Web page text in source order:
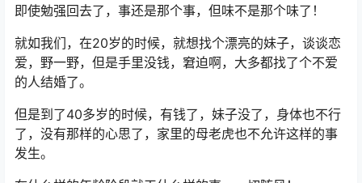
即使勉强回去了，事还是那个事，但味不是那个味了！
就如我们，在20岁的时候，就想找个漂亮的妹子，谈谈恋
爱，野一野，但是手里没钱，窘迫啊，大多都找了个不爱
的人结婚了。
但是到了40多岁的时候，有钱了，妹子没了，身体也不行
了，没有那样的心思了，家里的母老虎也不允许这样的事
发生。